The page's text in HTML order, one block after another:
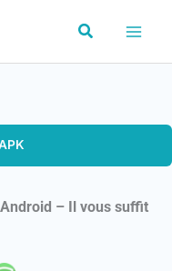
Rechercher
– Il vous suffit